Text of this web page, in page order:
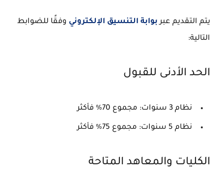
يتم التقديم عبربوابة التنسيق الإلكتروني وفقًا للضوابط
التالية:
الحد الأدنى للقبول
نظام 3 سنوات: مجموع 70% فأكثر
نظام 5 سنوات: مجموع 75% فأكثر
الكليات والمعاهد المتاحة